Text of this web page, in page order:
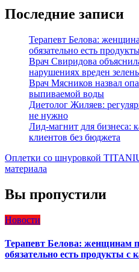
Последние записи
Терапевт Белова:
обязательно есть
Врач Свиридова
нарушениях вреден
Врач Мясников назвал
выпиваемой воды
Диетолог Жиляев:
не нужно
Лид-магнит для бизнеса:
клиентов без бюджета
Оплетки со шнуровкой
материала
Вы пропустили
Новости
Терапевт Белова: женщинам
обязательно есть продукты с